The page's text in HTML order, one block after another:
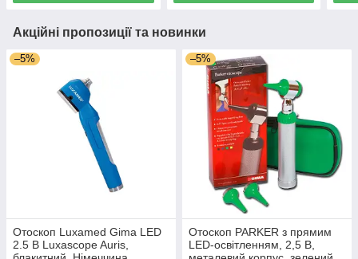
Акційні пропозиції та новинки
–5%
Отоскоп Luxamed Gima LED
2.5 В Luxascope Auris,
–5%
Отоскоп PARKER з прямим
LED-освітленням, 2,5 В,